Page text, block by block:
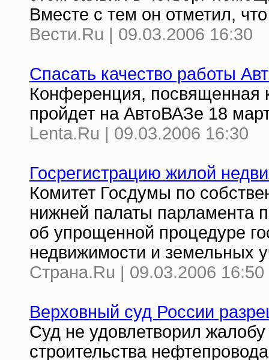
Вместе с тем он отметил,
Вести.Ru | 09.03.2006 16:30
Спасать качество работы
Конференция, посвященная
пройдет на АвтоВАЗе 18
Lenta.Ru | 09.03.2006 16:30
Госрегистрацию жилой
Комитет Госдумы по
нижней палаты парламента
об упрощенной процедуре
недвижимости и земельных
Страна.Ru | 09.03.2006 16:50
Верховный суд России
Суд не удовлетворил
строительства